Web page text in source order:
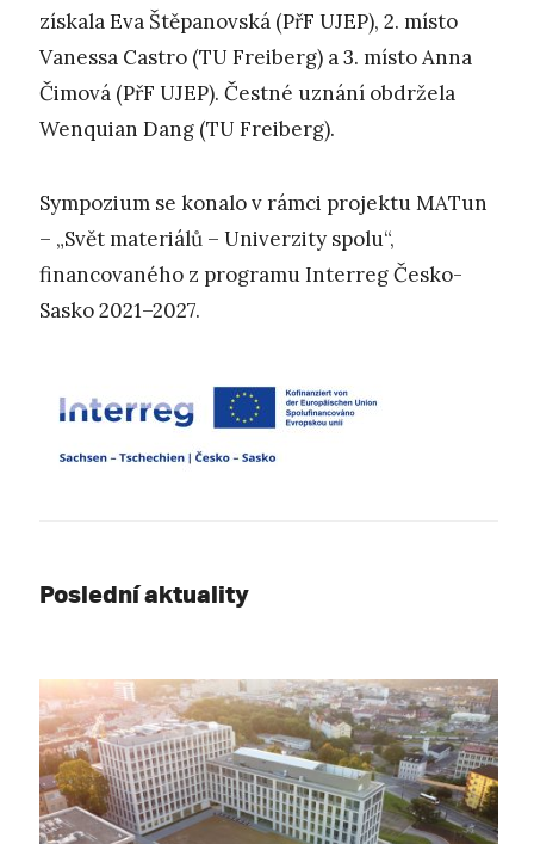
získala Eva Štěpanovská (PřF UJEP), 2. místo
Vanessa Castro (TU Freiberg) a 3. místo Anna
Čimová (PřF UJEP). Čestné uznání obdržela
Wenquian Dang (TU Freiberg).
Sympozium se konalo v rámci projektu MATun
– „Svět materiálů – Univerzity spolu“,
financovaného z programu Interreg Česko-
Sasko 2021–2027.
Poslední aktuality